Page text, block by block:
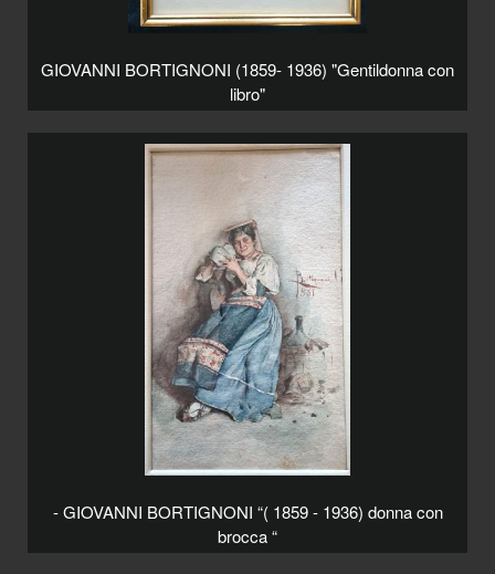
GIOVANNI BORTIGNONI (1859- 1936) "Gentildonna con
libro"
- GIOVANNI BORTIGNONI “( 1859 - 1936) donna con
brocca “